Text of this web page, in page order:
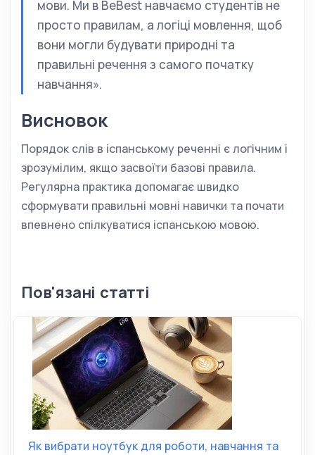
мови. Ми в BeBest навчаємо студентів не
просто правилам, а логіці мовлення, щоб
вони могли будувати природні та
правильні речення з самого початку
навчання».
Висновок
Порядок слів в іспанському реченні є логічним і
зрозумілим, якщо засвоїти базові правила.
Регулярна практика допомагає швидко
сформувати правильні мовні навички та почати
впевнено спілкуватися іспанською мовою.
Пов'язані статті
Як вибрати ноутбук для роботи, навчання та